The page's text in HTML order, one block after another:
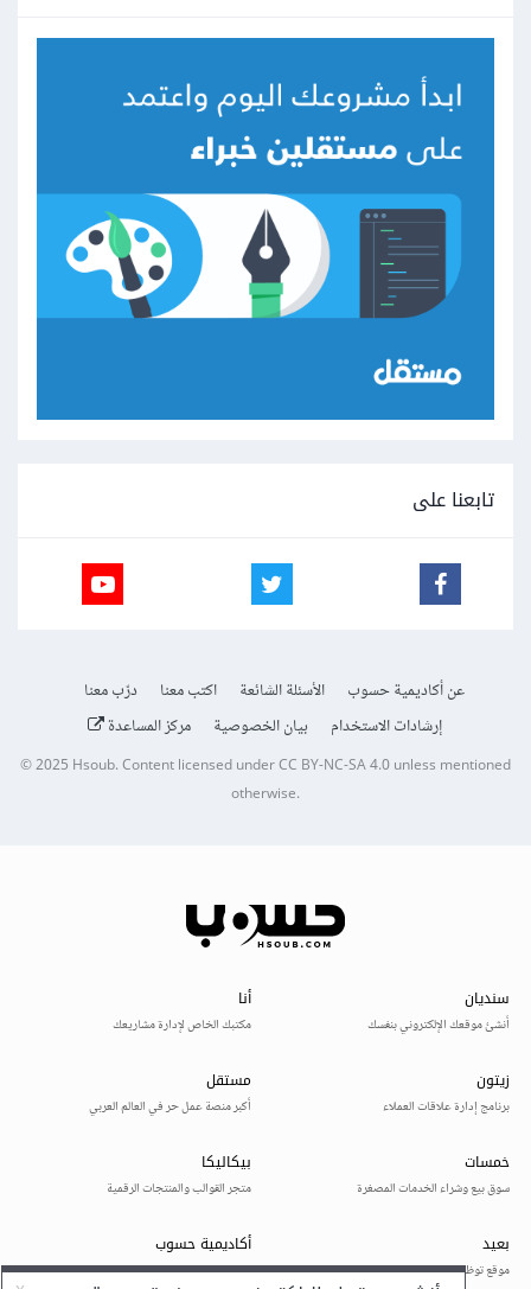
تابعنا على
عن أكاديمية حسوب الأسئلة الشائعة اكتب معنا
درّب معنا
إرشادات الاستخدام
بيان الخصوصية مركز المساعدة
© 2025Hsoub.Content licensed underCC BY-NC-SA 4.0unless mentioned
otherwise.